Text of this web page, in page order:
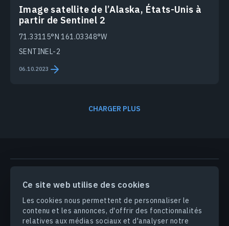
Ce site web utilise des cookies
Les cookies nous permettent de personnaliser le
contenu et les annonces, d'offrir des fonctionnalités
relatives aux médias sociaux et d'analyser notre
Image satellite de l’Alaska, États-Unis à
partir de Sentinel 2
71.33115°N 161.03348°W
SENTINEL-2
06.10.2023
CHARGER PLUS
INDUSTRIES